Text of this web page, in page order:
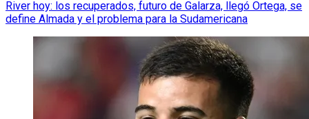
River hoy: los recuperados, futuro de Galarza, llegó Ortega, se
define Almada y el problema para la Sudamericana